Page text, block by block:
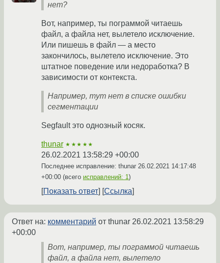
нет?
Вот, например, ты пограммой читаешь
файл, а файла нет, вылетело исключение.
Или пишешь в файл — а место
закончилось, вылетело исключение. Это
штатное поведение или недоработка? В
зависимости от контекста.
Например, тут нет в списке ошибки
сегментации
Segfault это однозный косяк.
thunar ★★★★★
26.02.2021 13:58:29 +00:00
Последнее исправление: thunar 26.02.2021 14:17:48
+00:00 (всего исправлений: 1)
Показать ответ Ссылка
Ответ на: комментарий от thunar 26.02.2021 13:58:29
+00:00
Вот, например, ты пограммой читаешь
файл, а файла нет, вылетело